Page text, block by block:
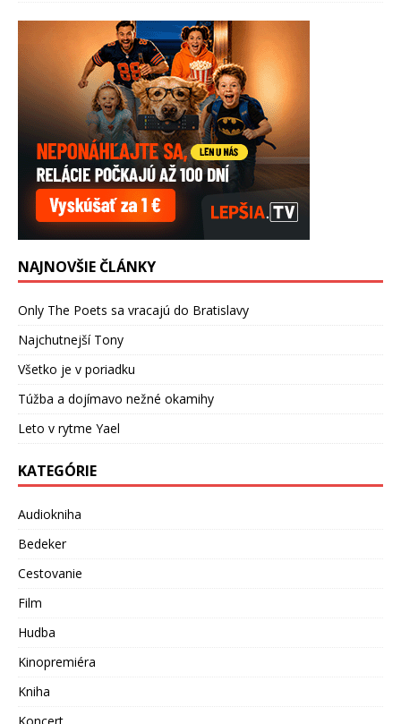
NAJNOVŠIE ČLÁNKY
Only The Poets sa vracajú do Bratislavy
Najchutnejší Tony
Všetko je v poriadku
Túžba a dojímavo nežné okamihy
Leto v rytme Yael
KATEGÓRIE
Audiokniha
Bedeker
Cestovanie
Film
Hudba
Kinopremiéra
Kniha
Koncert